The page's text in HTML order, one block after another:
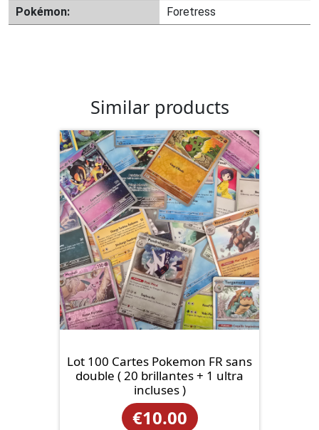
Pokémon:
Foretress
Similar products
Lot 100 Cartes Pokemon FR sans
double ( 20 brillantes + 1 ultra
incluses )
€10.00